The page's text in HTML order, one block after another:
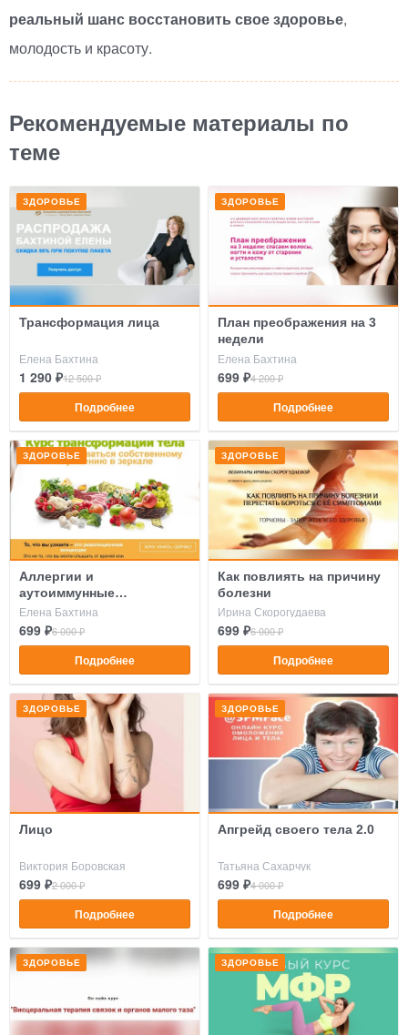
реальный шанс восстановить свое здоровье,
молодость и красоту.
Рекомендуемые материалы по
теме
ЗДОРОВЬЕ
Трансформация лица
Елена Бахтина
1 290 ₽12 500 ₽
Подробнее
ЗДОРОВЬЕ
План преображения на 3
недели
Елена Бахтина
699 ₽4 200 ₽
Подробнее
ЗДОРОВЬЕ
Аллергии и
аутоиммунные
заболевания
Елена Бахтина
699 ₽6 000 ₽
Подробнее
ЗДОРОВЬЕ
Как повлиять на причину
болезни
Ирина Скорогудаева
699 ₽6 000 ₽
Подробнее
ЗДОРОВЬЕ
Лицо
Виктория Боровская
699 ₽2 000 ₽
Подробнее
ЗДОРОВЬЕ
Апгрейд своего тела 2.0
Татьяна Сахарчук
699 ₽4 000 ₽
Подробнее
ЗДОРОВЬЕ ЗДОРОВЬЕ